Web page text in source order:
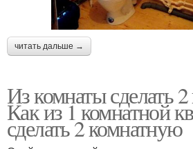
читать дальше →
Из комнаты сделать
Как из 1 комнатной
сделать 2 комнатную